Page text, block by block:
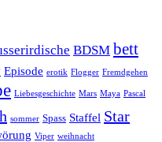
BDSM bett
Episode erotik Flogger Fremdgehen
Liebesgeschichte Mars Maya Pascal
sommer Spass Staffel Star
Viper weihnacht